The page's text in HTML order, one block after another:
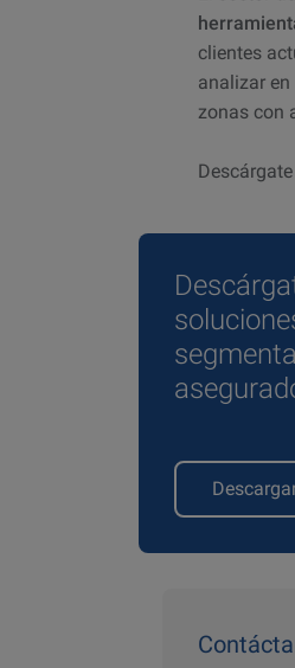
clientes
analizar
zonas con